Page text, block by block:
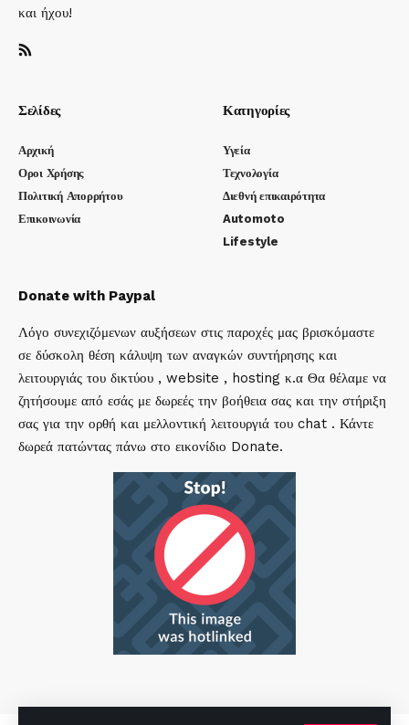
και ήχου!
Σελίδες
Αρχική
Οροι Χρήσης
Πολιτική Απορρήτου
Επικοινωνία
Κατηγορίες
Υγεία
Τεχνολογία
Διεθνή επικαιρότητα
Automoto
Lifestyle
Donate with Paypal
Λόγο συνεχιζόμενων αυξήσεων στις παροχές μας βρισκόμαστε
σε δύσκολη θέση κάλυψη των αναγκών συντήρησης και
λειτουργιάς του δικτύου , website , hosting κ.α Θα θέλαμε να
ζητήσουμε από εσάς με δωρεές την βοήθεια σας και την στήριξη
σας για την ορθή και μελλοντική λειτουργιά του chat . Κάντε
δωρεά πατώντας πάνω στο εικονίδιο Donate.